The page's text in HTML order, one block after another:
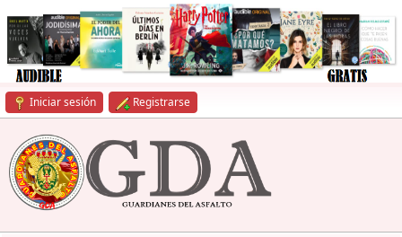
Iniciar sesión Registrarse